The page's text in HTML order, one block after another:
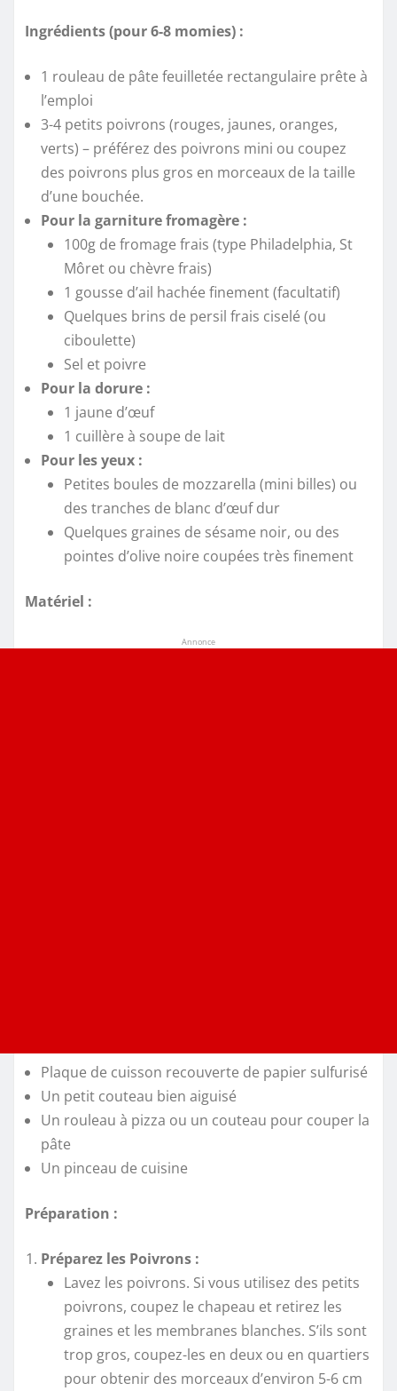
Ingrédients (pour 6-8 momies) :
1 rouleau de pâte feuilletée rectangulaire prête à
l’emploi
3-4 petits poivrons (rouges, jaunes, oranges,
verts) – préférez des poivrons mini ou coupez
des poivrons plus gros en morceaux de la taille
d’une bouchée.
Pour la garniture fromagère :
100g de fromage frais (type Philadelphia, St
Môret ou chèvre frais)
1 gousse d’ail hachée finement (facultatif)
Quelques brins de persil frais ciselé (ou
ciboulette)
Sel et poivre
Pour la dorure :
1 jaune d’œuf
1 cuillère à soupe de lait
Pour les yeux :
Petites boules de mozzarella (mini billes) ou
des tranches de blanc d’œuf dur
Quelques graines de sésame noir, ou des
pointes d’olive noire coupées très finement
Matériel :
Annonce
Plaque de cuisson recouverte de papier sulfurisé
Un petit couteau bien aiguisé
Un rouleau à pizza ou un couteau pour couper la
pâte
Un pinceau de cuisine
Préparation :
Préparez les Poivrons :
Lavez les poivrons. Si vous utilisez des petits
poivrons, coupez le chapeau et retirez les
graines et les membranes blanches. S’ils sont
trop gros, coupez-les en deux ou en quartiers
pour obtenir des morceaux d’environ 5-6 cm